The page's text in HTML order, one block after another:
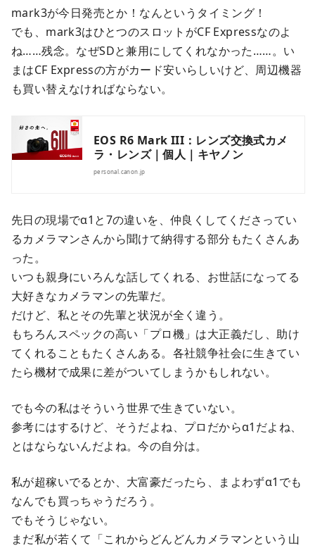
mark3が今日発売とか！なんというタイミング！
でも、mark3はひとつのスロットがCF Expressなのよ
ね……残念。なぜSDと兼用にしてくれなかった……。い
まはCF Expressの方がカード安いらしいけど、周辺機器
も買い替えなければならない。
EOS R6 Mark III：レンズ交換式カメ
ラ・レンズ｜個人｜キヤノン
personal.canon.jp
先日の現場でα1と7の違いを、仲良くしてくださってい
るカメラマンさんから聞けて納得する部分もたくさんあ
った。
いつも親身にいろんな話してくれる、お世話になってる
大好きなカメラマンの先輩だ。
だけど、私とその先輩と状況が全く違う。
もちろんスペックの高い「プロ機」は大正義だし、助け
てくれることもたくさんある。各社競争社会に生きてい
たら機材で成果に差がついてしまうかもしれない。
でも今の私はそういう世界で生きていない。
参考にはするけど、そうだよね、プロだからα1だよね、
とはならないんだよね。今の自分は。
私が超稼いでるとか、大富豪だったら、まよわずα1でも
なんでも買っちゃうだろう。
でもそうじゃない。
まだ私が若くて「これからどんどんカメラマンという山